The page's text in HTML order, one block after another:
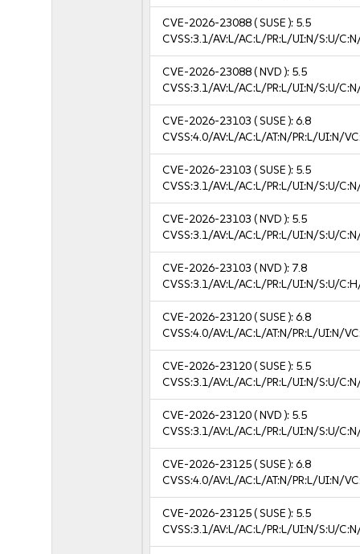
CVE-2026-23088( SUSE ): 5.5
CVSS:3.1/AV:L/AC:L/PR:L/UI:N/S:U/
CVE-2026-23088( NVD ): 5.5
CVSS:3.1/AV:L/AC:L/PR:L/UI:N/S:U/
CVE-2026-23103 ( SUSE ):6.8
CVSS:4.0/AV:L/AC:L/AT:N/PR:L/UI:N/
CVE-2026-23103 ( SUSE ): 5.5
CVSS:3.1/AV:L/AC:L/PR:L/UI:N/S:U/
CVE-2026-23103 ( NVD ): 5.5
CVSS:3.1/AV:L/AC:L/PR:L/UI:N/S:U/
CVE-2026-23103 ( NVD ): 7.8
CVSS:3.1/AV:L/AC:L/PR:L/UI:N/S:U/
CVE-2026-23120( SUSE ):6.8
CVSS:4.0/AV:L/AC:L/AT:N/PR:L/UI:N/
CVE-2026-23120( SUSE ): 5.5
CVSS:3.1/AV:L/AC:L/PR:L/UI:N/S:U/
CVE-2026-23120( NVD ): 5.5
CVSS:3.1/AV:L/AC:L/PR:L/UI:N/S:U/
CVE-2026-23125( SUSE ):6.8
CVSS:4.0/AV:L/AC:L/AT:N/PR:L/UI:N/
CVE-2026-23125( SUSE ): 5.5
CVSS:3.1/AV:L/AC:L/PR:L/UI:N/S:U/